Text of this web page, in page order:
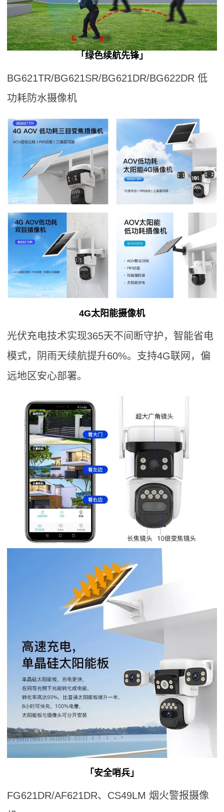
「绿色续航先锋」
BG621TR/BG621SR/BG621DR/BG622DR 低
功耗防水摄像机
4G太阳能摄像机
光伏充电技术实现365天不间断守护，智能省电
模式，阴雨天续航提升60%。支持4G联网，偏
远地区安心部署。
「安全哨兵」
FG621DR/AF621DR、CS49LM 烟火警报摄像